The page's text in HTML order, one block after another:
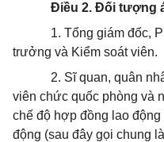
Điều 2. Đối tượng
1. Tổng giám đốc,
trưởng và Kiểm soát viên.
2. Sĩ quan, quân
viên chức quốc phòng và
chế độ hợp đồng lao
động (sau đây gọi chung